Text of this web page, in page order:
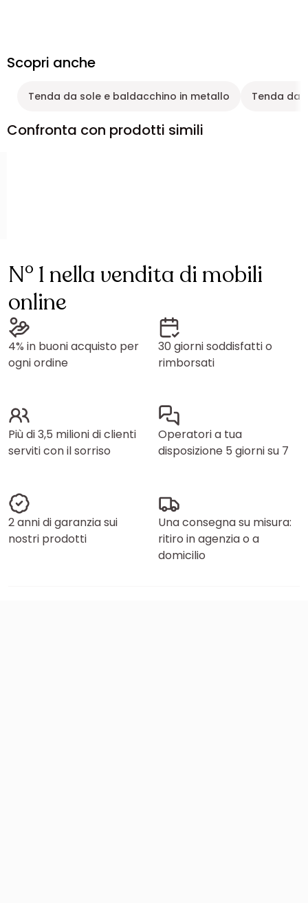
Scopri anche
Tenda da sole e baldacchino in metallo Tenda da
Confronta con prodotti simili
N° 1 nella vendita di mobili
online
4% in buoni acquisto per
ogni ordine
30 giorni soddisfatti o
rimborsati
Più di 3,5 milioni di clienti
serviti con il sorriso
Operatori a tua
disposizione 5 giorni su 7
2 anni di garanzia sui
nostri prodotti
Una consegna su misura:
ritiro in agenzia o a
domicilio